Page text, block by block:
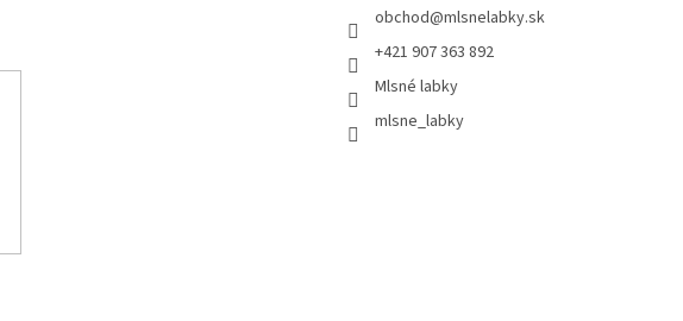
obchod@mlsnelabky.sk
+421 907 363 892
Mlsné labky
mlsne_labky